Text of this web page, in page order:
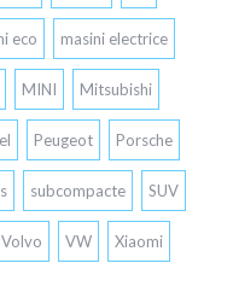
eco masini electrice
MINI Mitsubishi
Peugeot Porsche
subcompacte SUV
Volvo VW Xiaomi